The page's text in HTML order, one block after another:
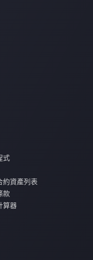
式
約資產列表
款
算器